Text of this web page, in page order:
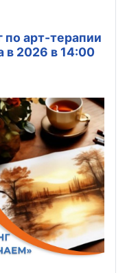
по арт-терапии
в 2026 в 14:00